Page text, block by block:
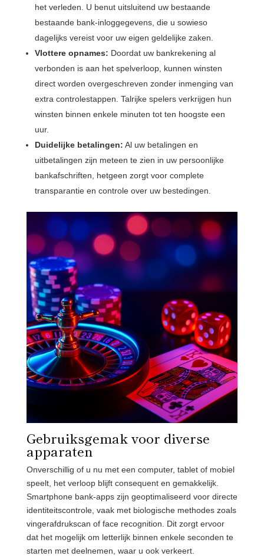
het verleden. U benut uitsluitend uw bestaande
bestaande bank-inloggegevens, die u sowieso
dagelijks vereist voor uw eigen geldelijke zaken.
Vlottere opnames: Doordat uw bankrekening al
verbonden is aan het spelverloop, kunnen winsten
direct worden overgeschreven zonder inmenging van
extra controlestappen. Talrijke spelers verkrijgen hun
winsten binnen enkele minuten tot ten hoogste een
uur.
Duidelijke betalingen: Al uw betalingen en
uitbetalingen zijn meteen te zien in uw persoonlijke
bankafschriften, hetgeen zorgt voor complete
transparantie en controle over uw bestedingen.
Gebruiksgemak voor diverse
apparaten
Onverschillig of u nu met een computer, tablet of mobiel
speelt, het verloop blijft consequent en gemakkelijk.
Smartphone bank-apps zijn geoptimaliseerd voor directe
identiteitscontrole, vaak met biologische methodes zoals
vingerafdrukscan of face recognition. Dit zorgt ervoor
dat het mogelijk om letterlijk binnen enkele seconden te
starten met deelnemen, waar u ook verkeert.